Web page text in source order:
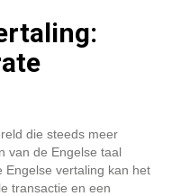
die steeds meer
van de Engelse taal
Engelse vertaling kan het
transactie en een